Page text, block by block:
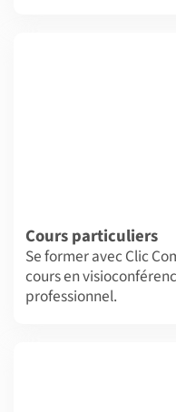
Cours particuliers
Se former avec Clic
cours en
professionnel.